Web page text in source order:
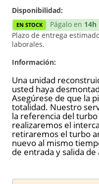
Reforzado
Disponibilidad:
EN STOCK Págalo en 14h
Plazo de entrega
laborales.
Información:
Una unidad
usted haya
Asegúrese de que la
totalidad. Nuestro
la referencia del
realizaremos el
retiraremos el turbo
nuevo al mismo
de entrada y salida